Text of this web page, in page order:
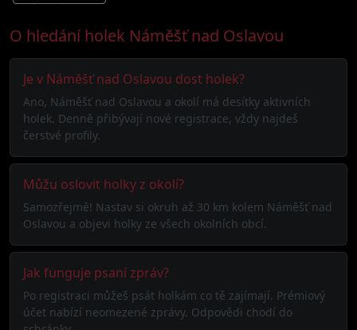
O hledání holek Náměšť nad Oslavou
Je v Náměšť nad Oslavou dost holek?
Ano, Náměšť nad Oslavou a okolí má desítky aktivních
holek. Denně přibývají nové registrace, vždy najdeš
čerstvé profily.
Můžu oslovit holky z okolí?
Samozřejmě! Nastav si okruh až 30 km kolem Náměšť nad
Oslavou a objevi holky ze všech okolních obcí.
Jak funguje psaní zpráv?
Po registraci můžeš psát holkám co tě zajímají. Prémiový
účet nabízí neomezené zprávy. Odpovědi chodí do